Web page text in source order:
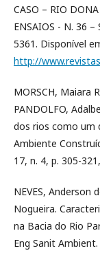
CASO – RIO
ENSAIOS - N. 36 –
5361. Disponível
http://
MORSCH, Maiara
PANDOLFO,
dos rios como um
Ambiente
17, n. 4, p. 305-
NEVES, Anderson
Nogueira.
na Bacia do Rio
Eng Sanit Ambient.